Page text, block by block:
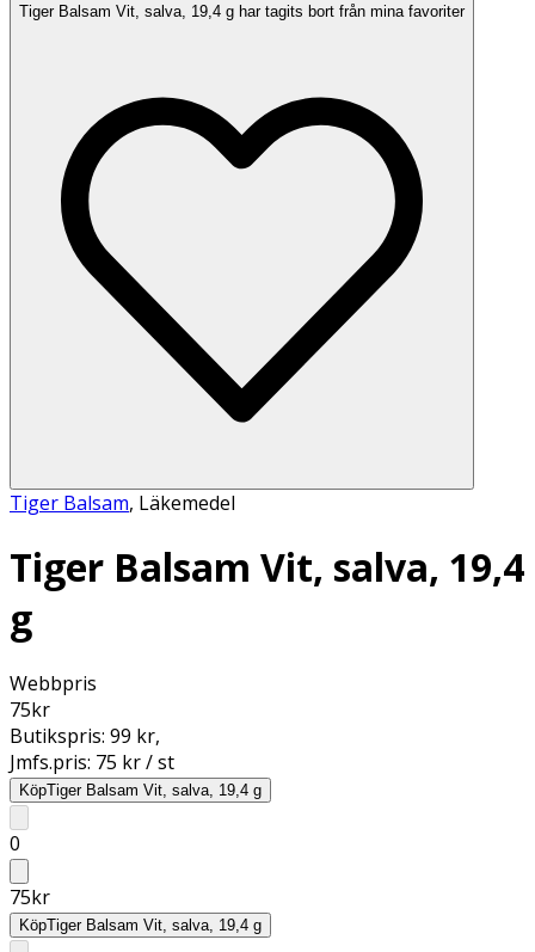
Tiger Balsam Vit, salva, 19,4 g har tagits bort från mina favoriter
Tiger Balsam, Läkemedel
Tiger Balsam Vit, salva, 19,4
g
Webbpris
75kr
Butikspris: 99 kr,
Jmfs.pris: 75 kr / st
KöpTiger Balsam Vit, salva, 19,4 g
0
75kr
KöpTiger Balsam Vit, salva, 19,4 g